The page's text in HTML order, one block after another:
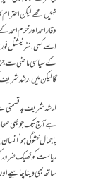
نہیں تھے لیکن احترام
وقار احمد اور خرم
اسے کسی انٹرنیشنل
کے سیاسی ماضی سے
گا لیکن میں ارشد
ارشد شریف بدقسمتی
ہے آج تک جو بھی
یاجمال خشوگی ہو‘
ریاست کو ٹھیک ضرور
ساتھ بھی دینا